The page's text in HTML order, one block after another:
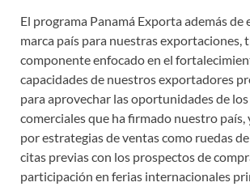
El programa Panamá Exporta además de
marca país para nuestras exportaciones,
componente enfocado en el
capacidades de nuestros exportadores
para aprovechar las oportunidades de
comerciales que ha firmado nuestro país,
por estrategias de ventas como ruedas
citas previas con los prospectos de
participación en ferias internacionales